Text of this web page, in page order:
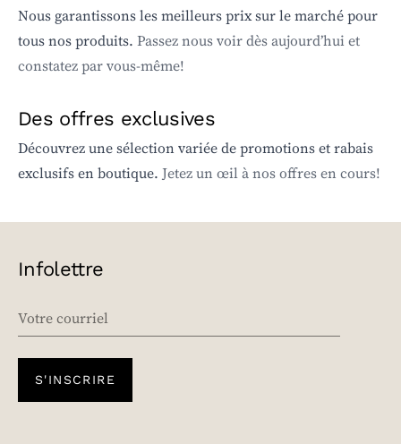
Nous garantissons les meilleurs prix sur le marché pour
tous nos produits. Passez nous voir dès aujourd’hui et
constatez par vous-même!
Des offres exclusives
Découvrez une sélection variée de promotions et rabais
exclusifs en boutique. Jetez un œil à nos offres en cours!
Infolettre
S'INSCRIRE